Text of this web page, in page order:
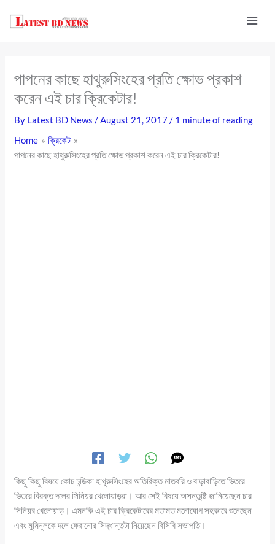
পাপনের কাছে হাথুরুসিংহের প্রতি ক্ষোভ প্রকাশ
করেন এই চার ক্রিকেটার!
By Latest BD News/August 21, 2017/ 1 minute of reading
Home
ক্রিকেট
পাপনের কাছে হাথুরুসিংহের প্রতি ক্ষোভ প্রকাশ করেন এই চার ক্রিকেটার!
কিছু কিছু বিষয়ে কোচ চন্ডিকা হাথুরুসিংহের অতিরিক্ত মাতবরি ও বাড়াবাড়িতে ভিতরে
ভিতরে বিরক্ত দলের সিনিয়র খেলোয়াড়রা। আর সেই বিষয়ে অসন্তুষ্টি জানিয়েছেন চার
সিনিয়র খেলোয়াড়। এমনকি এই চার ক্রিকেটারের মতামত মনোযোগ সহকারে শুনেছেন
এবং মুমিনুলকে দলে ফেরানোর সিদ্ধান্তটা নিয়েছেন বিসিবি সভাপতি।